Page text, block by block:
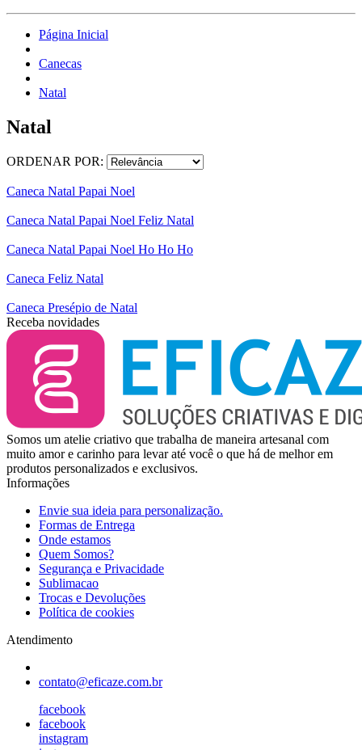
Página Inicial
Canecas
Natal
Natal
ORDENAR POR:
Caneca Natal Papai Noel
Caneca Natal Papai Noel Feliz Natal
Caneca Natal Papai Noel Ho Ho Ho
Caneca Feliz Natal
Caneca Presépio de Natal
Receba novidades
Somos um atelie criativo que trabalha de maneira artesanal com
muito amor e carinho para levar até você o que há de melhor em
produtos personalizados e exclusivos.
Informações
Envie sua ideia para personalização.
Formas de Entrega
Onde estamos
Quem Somos?
Segurança e Privacidade
Sublimacao
Trocas e Devoluções
Política de cookies
Atendimento
contato@eficaze.com.br
facebook
facebook
instagram